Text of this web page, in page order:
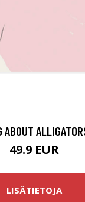
ABOUT
49.9 EUR
LISÄTIETOJA